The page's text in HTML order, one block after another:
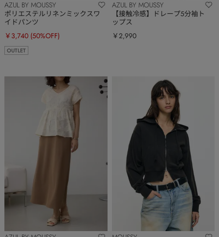
AZUL BY MOUSSY
ポリエステルリネンミックスワ
イドパンツ
￥3,740 (50%OFF)
OUTLET
AZUL BY MOUSSY
【接触冷感】ドレープ5分袖ト
ップス
￥2,990